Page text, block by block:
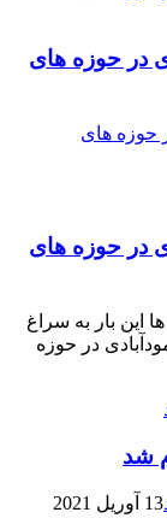
در حوزه های
در حوزه های
این بار به سراغ
در حوزه
شد
13 آوریل 2021